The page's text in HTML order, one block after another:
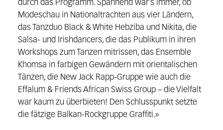
durch das Programm. Spannend war’s immer, ob
Modeschau in Nationaltrachten aus vier Ländern,
das Tanzduo Black & White Hebziba und Nikita, die
Salsa- und Irishdancers, die das Publikum in ihren
Workshops zum Tanzen mitrissen, das Ensemble
Khomsa in farbigen Gewändern mit orientalischen
Tänzen, die New Jack Rapp-Gruppe wie auch die
Effalum & Friends African Swiss Group – die Vielfalt
war kaum zu überbieten! Den Schlusspunkt setzte
die fätzige Balkan-Rockgruppe Graffiti.»